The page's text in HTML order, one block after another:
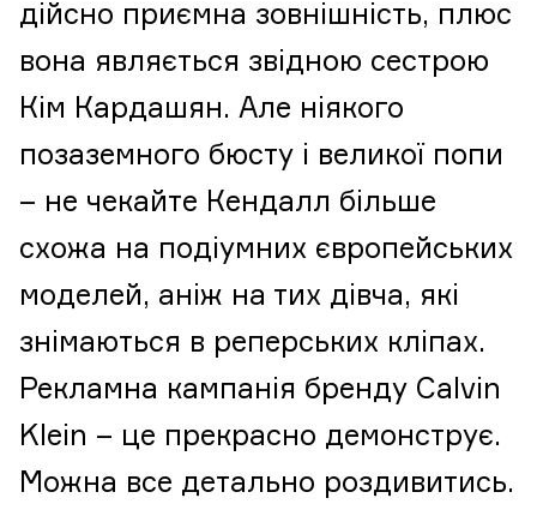
дійсно приємна зовнішність, плюс
вона являється звідною сестрою
Кім Кардашян. Але ніякого
позаземного бюсту і великої попи
– не чекайте Кендалл більше
схожа на подіумних європейських
моделей, аніж на тих дівча, які
знімаються в реперських кліпах.
Рекламна кампанія бренду Calvin
Klein – це прекрасно демонструє.
Можна все детально роздивитись.